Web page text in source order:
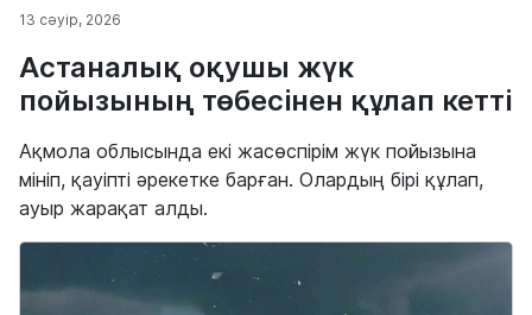
13 сәуір, 2026
Астаналық оқушы жүк
пойызының төбесінен құлап кетті
Ақмола облысында екі жасөспірім жүк пойызына
мініп, қауіпті әрекетке барған. Олардың бірі құлап,
ауыр жарақат алды.